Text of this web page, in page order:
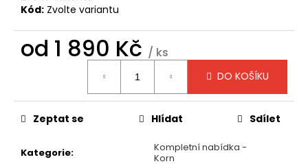
Kód: Zvolte variantu
od 1 890 Kč / ks
DO KOŠÍKU
Kategorie:
Kompletní nabídka -
Korn
Zeptat se Hlídat Sdílet
u
e